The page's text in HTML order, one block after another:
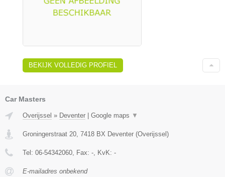
BEKIJK VOLLEDIG PROFIEL
Car Masters
Overijssel » Deventer Google maps ▼
Groningerstraat 20, 7418 BX Deventer (Overijssel )
Tel: 06-54342060, Fax: -, KvK: -
E-mailadres onbekend